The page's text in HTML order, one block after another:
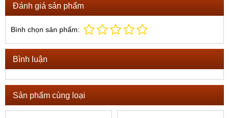
Đánh giá sản phẩm
Bình chọn sản phẩm:
Bình luận
Sản phẩm cùng loại